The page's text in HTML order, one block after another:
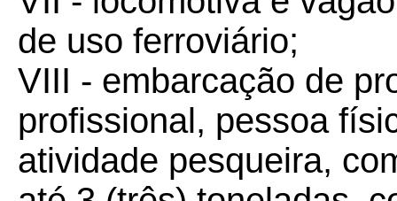
de uso ferroviário;
VIII - embarcação de
profissional, pessoa
atividade pesqueira,